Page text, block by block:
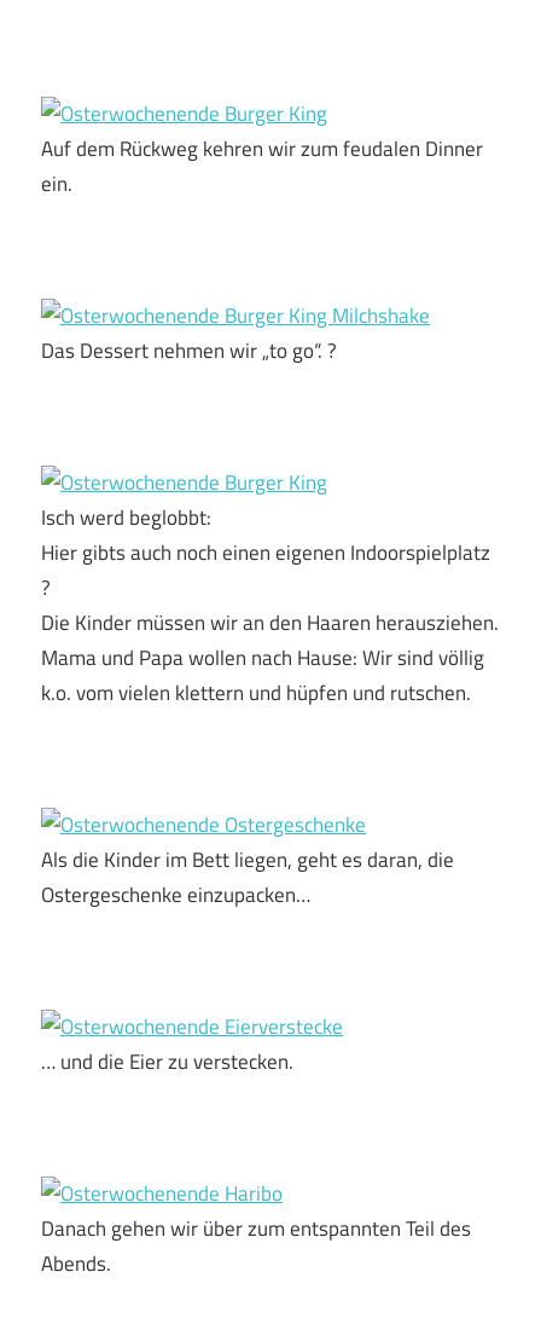
Auf dem Rückweg kehren wir zum feudalen Dinner
ein.
Das Dessert nehmen wir „to go“. ?
Isch werd beglobbt:
Hier gibts auch noch einen eigenen Indoorspielplatz
?
Die Kinder müssen wir an den Haaren herausziehen.
Mama und Papa wollen nach Hause: Wir sind völlig
k.o. vom vielen klettern und hüpfen und rutschen.
Als die Kinder im Bett liegen, geht es daran, die
Ostergeschenke einzupacken…
… und die Eier zu verstecken.
Danach gehen wir über zum entspannten Teil des
Abends.